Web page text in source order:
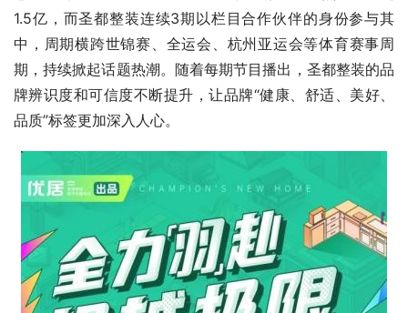
1.5亿，而圣都整装连续3期以栏目合作伙伴的身份参与其
中，周期横跨世锦赛、全运会、杭州亚运会等体育赛事周
期，持续掀起话题热潮。随着每期节目播出，圣都整装的品
牌辨识度和可信度不断提升，让品牌“健康、舒适、美好、
品质”标签更加深入人心。